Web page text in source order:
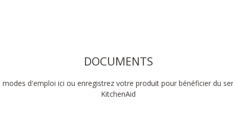
DOCUMENTS
modes d'emploi ici ou enregistrez votre produit pour bénéficier du
KitchenAid